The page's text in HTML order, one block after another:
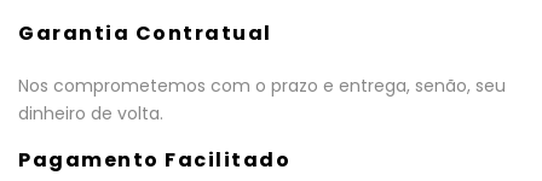
Garantia Contratual
Nos comprometemos com o prazo e entrega, senão, seu
dinheiro de volta.
Pagamento Facilitado